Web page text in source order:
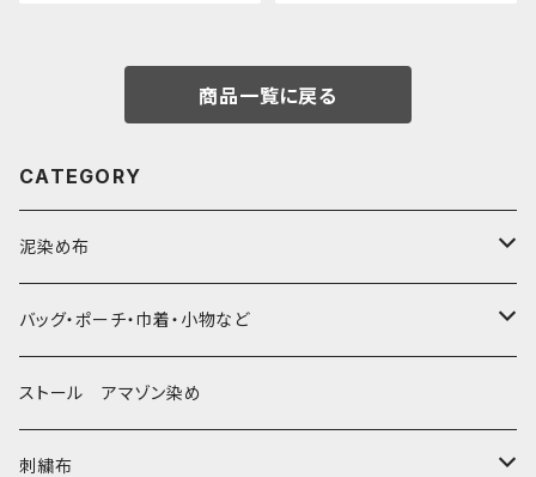
商品一覧に戻る
CATEGORY
泥染め布
大判布150-特大250cm ベッドカバー
〜155cm
〜180cm
中型布 30-90cm
80-90-
小型布 コースター・カフェマット・ポットマット
バッグ・ポーチ・巾着・小物など
バッグ
草木染めと泥染め
ポシェット・ポーチ・巾着
ストール アマゾン染め
刺繍布